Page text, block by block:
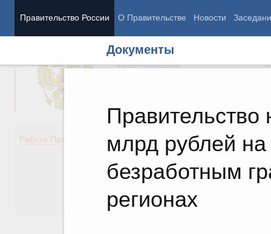
Правительство России О Правительстве Новости
Документы
млрд рублей
безработным
регионах
Председатель Правительства
Вице-премьеры
Работа Правительства
Демография
Здоровье
Образование
Культура
Государство